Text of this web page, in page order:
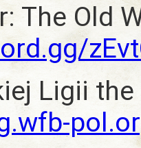
The Old
Ligii